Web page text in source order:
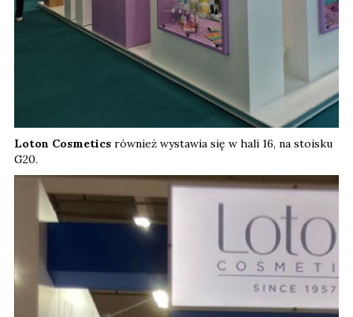
Loton Cosmetics również wystawia się w hali 16, na stoisku
G20.